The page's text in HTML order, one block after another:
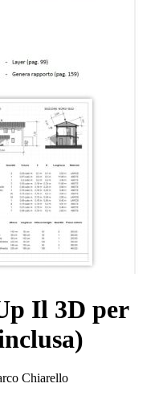
Il 3D per
Chiarello